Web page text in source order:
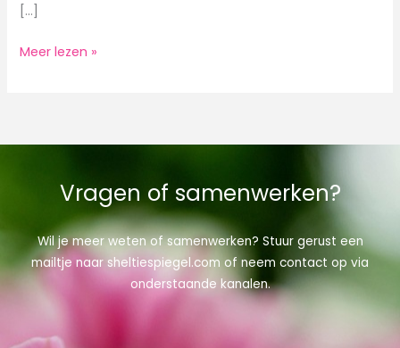
[…]
Freecash
verdienen
met
Freecash
Meer lezen »
Vragen of samenwerken?
Wil je meer weten of samenwerken? Stuur gerust een
mailtje naar sheltiespiegel.com of neem contact op via
onderstaande kanalen.